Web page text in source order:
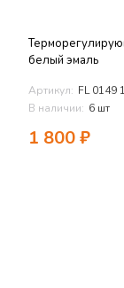
белый эмаль
Артикул: FL 0149
В наличии: 6 шт
1 800₽